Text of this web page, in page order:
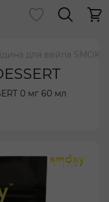
для вейпа SMOKY
0 мг 60 мл